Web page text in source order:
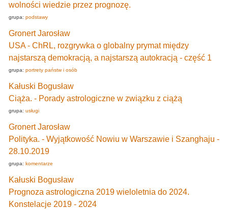
wolności wiedzie przez prognozę.
grupa: podstawy
Gronert Jarosław
USA - ChRL, rozgrywka o globalny prymat między
najstarszą demokracją, a najstarszą autokracją - część 1
grupa: portrety państw i osób
Kałuski Bogusław
Ciąża. - Porady astrologiczne w związku z ciążą
grupa: usługi
Gronert Jarosław
Polityka. - Wyjątkowość Nowiu w Warszawie i Szanghaju -
28.10.2019
grupa: komentarze
Kałuski Bogusław
Prognoza astrologiczna 2019 wieloletnia do 2024.
Konstelacje 2019 - 2024